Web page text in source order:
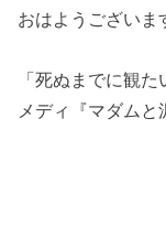
おはようございま
「死ぬまでに観
メディ『マダムと